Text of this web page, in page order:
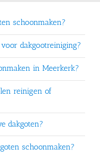
schoonmaken?
dakgootreiniging?
in Meerkerk?
reinigen of
dakgoten?
schoonmaken?